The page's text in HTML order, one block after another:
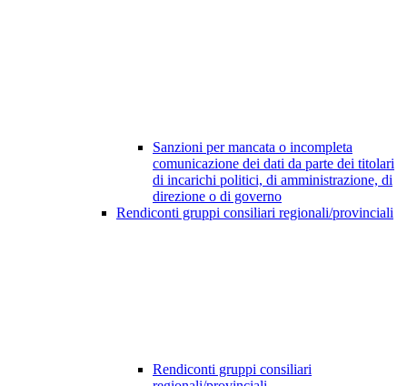
Sanzioni per mancata o incompleta
comunicazione dei dati da parte dei titolari
di incarichi politici, di amministrazione, di
direzione o di governo
Rendiconti gruppi consiliari regionali/provinciali
Rendiconti gruppi consiliari